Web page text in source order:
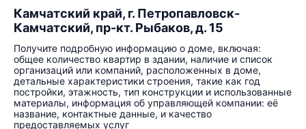
Камчатский край, г. Петропавловск-
Камчатский, пр-кт. Рыбаков, д. 15
Получите подробную информацию о доме, включая:
общее количество квартир в здании, наличие и список
организаций или компаний, расположенных в доме,
детальные характеристики строения, такие как год
постройки, этажность, тип конструкции и использованные
материалы, информация об управляющей компании: её
название, контактные данные, и качество
предоставляемых услуг